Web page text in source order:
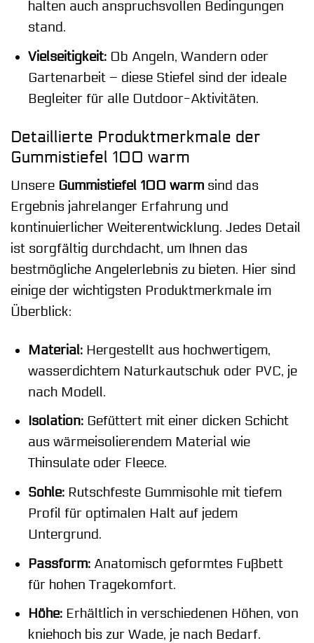
halten auch anspruchsvollen Bedingungen
stand.
Vielseitigkeit:Ob Angeln, Wandern oder
Gartenarbeit – diese Stiefel sind der ideale
Begleiter für alle Outdoor-Aktivitäten.
Detaillierte Produktmerkmale der
Gummistiefel 100 warm
Unsere Gummistiefel 100 warm sind das
Ergebnis jahrelanger Erfahrung und
kontinuierlicher Weiterentwicklung. Jedes Detail
ist sorgfältig durchdacht, um Ihnen das
bestmögliche Angelerlebnis zu bieten. Hier sind
einige der wichtigsten Produktmerkmale im
Überblick:
Material:Hergestellt aus hochwertigem,
wasserdichtem Naturkautschuk oder PVC, je
nach Modell.
Isolation:Gefüttert mit einer dicken Schicht
aus wärmeisolierendem Material wie
Thinsulate oder Fleece.
Sohle:Rutschfeste Gummisohle mit tiefem
Profil für optimalen Halt auf jedem
Untergrund.
Passform:Anatomisch geformtes Fußbett
für hohen Tragekomfort.
Höhe:Erhältlich in verschiedenen Höhen, von
kniehoch bis zur Wade, je nach Bedarf.